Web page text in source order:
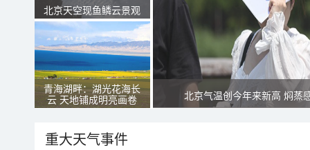
北京天空现鱼鳞云景观
青海湖畔：湖光花海长
云 天地铺成明亮画卷
北京气温创今年来新高 焖蒸
重大天气事件